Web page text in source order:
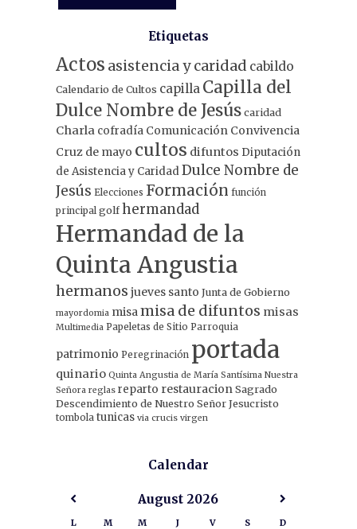
Etiquetas
Actos asistencia y caridad cabildo
Calendario de Cultos capilla Capilla del
Dulce Nombre de Jesús caridad
Charla cofradía Comunicación Convivencia
Cruz de mayo cultos difuntos Diputación
de Asistencia y CaridadDulce Nombre de
Jesús Elecciones Formación función
principal golf hermandad
Hermandad de la
Quinta Angustia
hermanos jueves santo Junta de Gobierno
mayordomia misamisa de difuntos misas
Multimedia Papeletas de Sitio Parroquia
patrimonio Peregrinación portada
quinario Quinta Angustia de María Santísima Nuestra
Señora reglas reparto restauracion Sagrado
Descendimiento de Nuestro Señor Jesucristo
tombola tunicas via crucis virgen
Calendar
August 2026
L M M J V S
D